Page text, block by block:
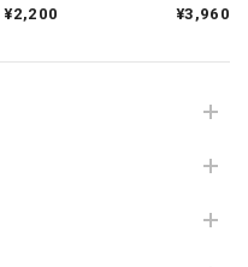
¥2,200
Enlarged & Revised
Kay Standard Style
¥3,960